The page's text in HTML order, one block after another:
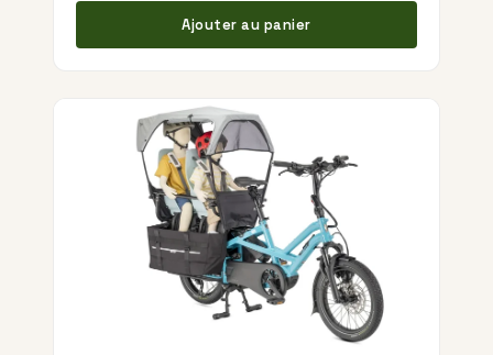
Ajouter au panier